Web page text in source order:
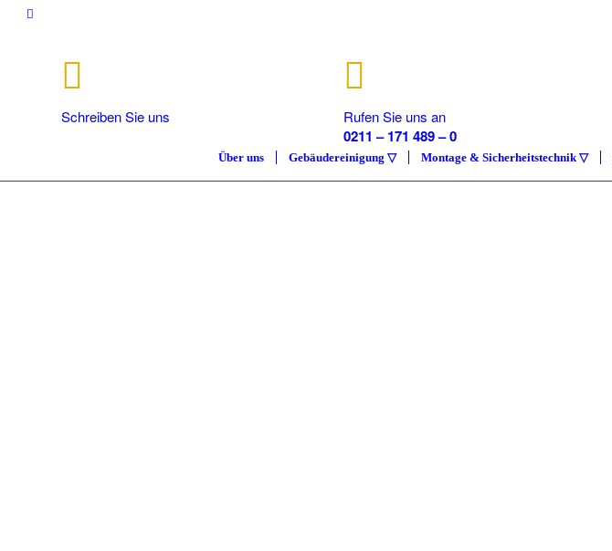
Schreiben Sie uns Rufen Sie uns an
0211 – 171 489 – 0
Über uns Gebäudereinigung ▽ Montage & Sicherheitstechnik ▽